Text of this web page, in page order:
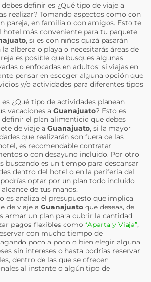
definir es ¿Qué tipo de viaje a
realizar? Tomando aspectos como con
pareja, en familia o con amigos. Esto te
hotel más conveniente para tu paquete
, si es con niños quizá pasarán
alberca o playa o necesitarás áreas de
es posible que busques algunas
o enfocadas en adultos; si viajas en
pensar en escoger alguna opción que
y/o actividades para diferentes tipos
¿Qué tipo de actividades planean
vacaciones a Guanajuato? Esto es
el plan alimenticio que debes
de viaje a Guanajuato, si la mayor
que realizarán son fuera de las
es recomendable contratar
o con desayuno incluido. Por otro
buscando es un tiempo para descansar
dentro del hotel o en la periferia del
optar por un plan todo incluido
de tus manos.
es analiza el presupuesto que implica
de viaje a Guanajuato que deseas, de
armar un plan para cubrir la cantidad
pagos flexibles como “Aparta y Viaja”,
con mucho tiempo de
poco a poco o bien elegir alguna
sin intereses o hasta podrías reservar
dentro de las que se ofrecen
al instante o algún tipo de